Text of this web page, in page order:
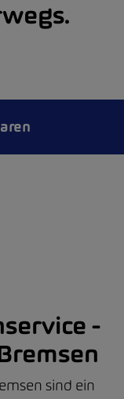
-
sind ein